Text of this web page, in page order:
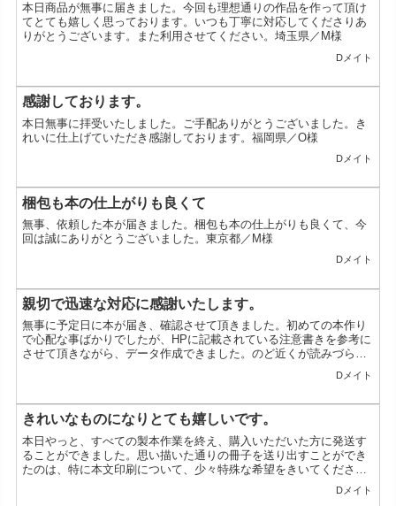
本日商品が無事に届きました。今回も理想通りの作品を作って頂け
てとても嬉しく思っております。いつも丁寧に対応してくださりあ
りがとうございます。また利用させてください。埼玉県／M様
Dメイト
感謝しております。
本日無事に拝受いたしました。ご手配ありがとうございました。き
れいに仕上げていただき感謝しております。福岡県／O様
Dメイト
梱包も本の仕上がりも良くて
無事、依頼した本が届きました。梱包も本の仕上がりも良くて、今
回は誠にありがとうございました。東京都／M様
Dメイト
親切で迅速な対応に感謝いたします。
無事に予定日に本が届き、確認させて頂きました。初めての本作り
で心配な事ばかりでしたが、HPに記載されている注意書きを参考に
させて頂きながら、データ作成できました。のど近くが読みづらい
Dメイト
きれいなものになりとても嬉しいです。
本日やっと、すべての製本作業を終え、購入いただいた方に発送す
ることができました。思い描いた通りの冊子を送り出すことができ
たのは、特に本文印刷について、少々特殊な希望をきいてくださっ
Dメイト